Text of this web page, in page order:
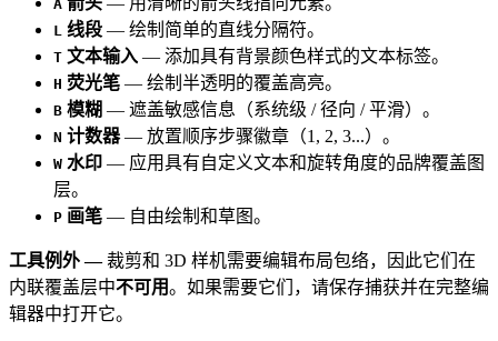
A
L 线段 — 绘制简单的直线分隔符。
T 文本输入 — 添加具有背景颜色样式的文本标签。
H 荧光笔 — 绘制半透明的覆盖高亮。
B 模糊 — 遮盖敏感信息（系统级 / 径向 / 平滑）。
N 计数器— 放置顺序步骤徽章（1, 2, 3...）。
W 水印 — 应用具有自定义文本和旋转角度的品牌覆盖图
层。
P 画笔 — 自由绘制和草图。
工具例外 —裁剪和 3D 样机需要编辑布局包络，因此它们在
内联覆盖层中不可用。如果需要它们，请保存捕获并在完整编
辑器中打开它。